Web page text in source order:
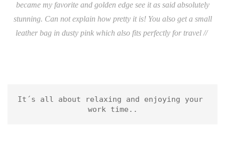
became my favorite and golden edge see it as said absolutely
stunning. Can not explain how pretty it is! You also get a small
leather bag in dusty pink which also fits perfectly for travel //
It´s all about relaxing and enjoying your
work time..